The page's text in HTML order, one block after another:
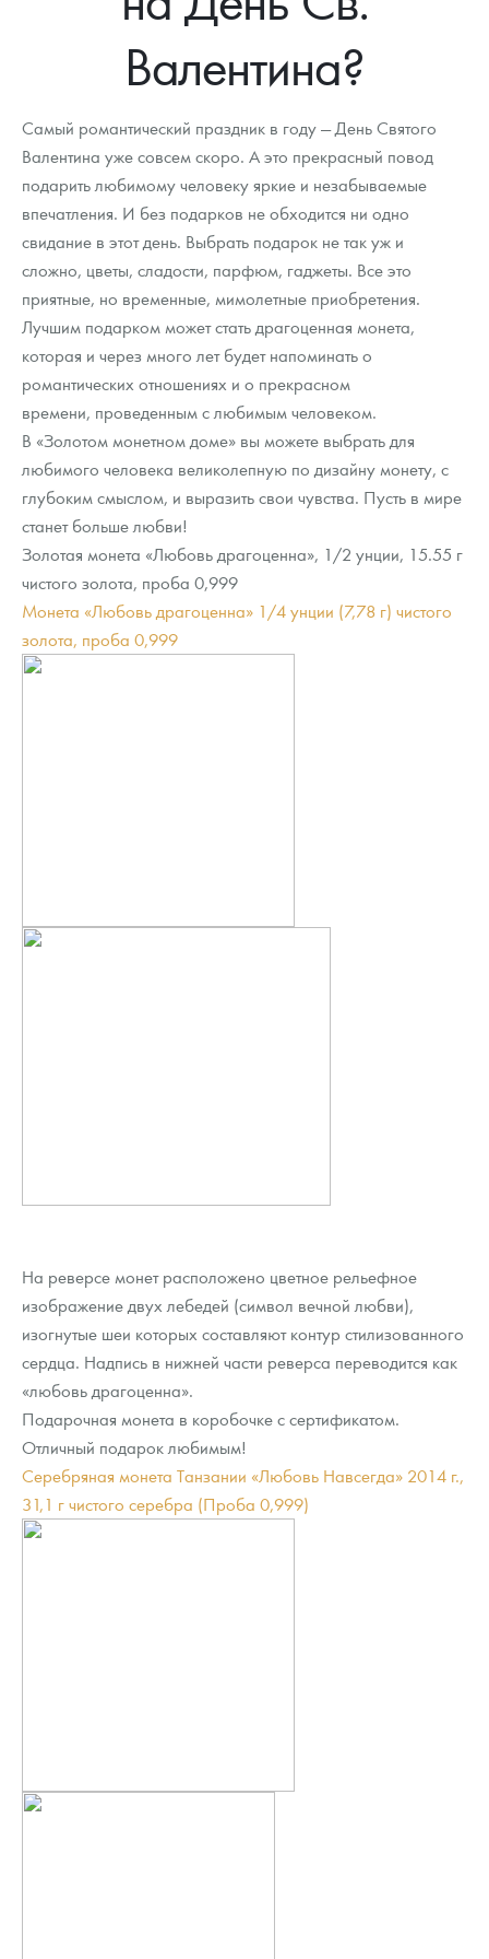
Памятные монеты России и СССР
Монеты Царской России
Монеты стран мира после 1950г
Монеты и жетоны ЗМД
Георгий Победоносец
Золотые слитки
Аксессуары
Год Лошади
Флот: ледоколы и корабли
Жетоны "Необыкновенные обитатели глубин"
Ювелирные изделия
Русская нумизматика
Золотая карманная галерея
Наборы подарочных и коллекционных монет
Монеты и жетоны из недрагоценных металлов
Выкуп серебряных монет
Вопрос - ответ
Памятка для работы с монетами из драгметаллов
Монеты
Политика конфиденциальности
Положение по обработке и защите персональных данных
Аналитика и события
2026 год
Георгий Победоносец - динамика цен
Лом выкуп
Скупка слитков
О нас
Наши преимущества
Пресс-служба
Валентина?
Самый романтический праздник в году — День Святого
Валентина уже совсем скоро. А это прекрасный повод
подарить любимому человеку яркие и незабываемые
впечатления. И без подарков не обходится ни одно
свидание в этот день. Выбрать подарок не так уж и
сложно, цветы, сладости, парфюм, гаджеты. Все это
приятные, но временные, мимолетные приобретения.
Лучшим подарком может стать драгоценная монета,
которая и через много лет будет напоминать о
романтических отношениях и о прекрасном
времени, проведенным с любимым человеком.
В «Золотом монетном доме» вы можете выбрать для
любимого человека великолепную по дизайну монету, с
глубоким смыслом, и выразить свои чувства. Пусть в мире
станет больше любви!
Золотая монета «Любовь драгоценна», 1/2 унции, 15.55 г
чистого золота, проба 0,999
Монета «Любовь драгоценна» 1/4 унции (7,78 г) чистого
золота, проба 0,999
На реверсе монет расположено цветное рельефное
изображение двух лебедей (символ вечной любви),
изогнутые шеи которых составляют контур стилизованного
сердца. Надпись в нижней части реверса переводится как
«любовь драгоценна».
Подарочная монета в коробочке с сертификатом.
Отличный подарок любимым!
Серебряная монета Танзании «Любовь Навсегда» 2014 г.,
31,1 г чистого серебра (Проба 0,999)